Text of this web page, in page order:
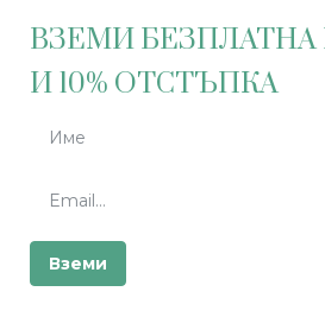
ВЗЕМИ
И 10% ОТСТЪПКА